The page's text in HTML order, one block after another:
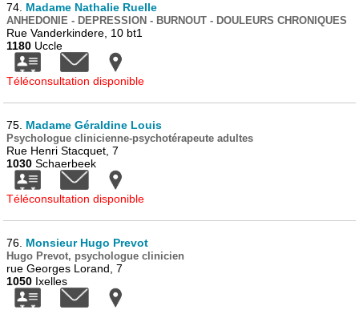
74. Madame Nathalie Ruelle
ANHEDONIE - DEPRESSION - BURNOUT - DOULEURS CHRONIQUES
Rue Vanderkindere, 10 bt1
1180 Uccle
Téléconsultation disponible
75. Madame Géraldine Louis
Psychologue clinicienne-psychotérapeute adultes
Rue Henri Stacquet, 7
1030 Schaerbeek
Téléconsultation disponible
76. Monsieur Hugo Prevot
Hugo Prevot, psychologue clinicien
rue Georges Lorand, 7
1050 Ixelles